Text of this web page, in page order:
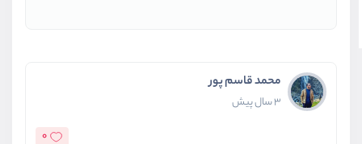
محمد قاسم پور
3 سال پیش
0